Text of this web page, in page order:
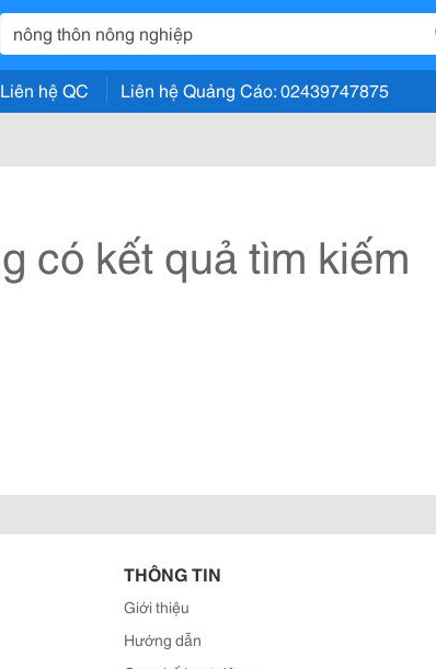
Liên hệ QC Liên hệ Quảng Cáo: 02439747875
có kết quả tìm kiếm
THÔNG TIN
Giới thiệu
Hướng dẫn